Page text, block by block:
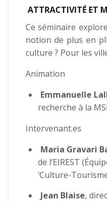
ATTRACTIVITÉ ET
Ce séminaire
notion de plus en
culture ? Pour les
Animation
Emmanuelle
recherche à la
Intervenant.es
Maria Gravari
de l’EIREST
‘Culture-
Jean Blaise,